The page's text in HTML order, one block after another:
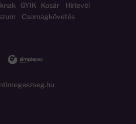
GYIK Kosár
Hírlevél
Csomagkövetés